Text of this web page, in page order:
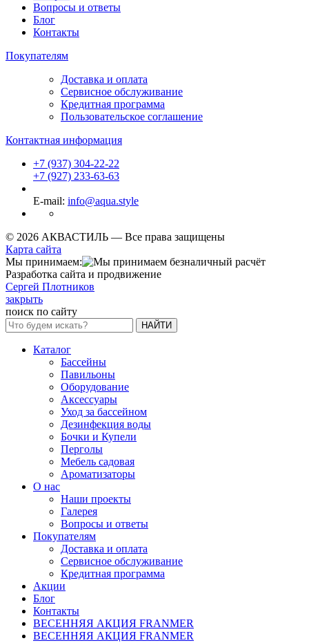
Вопросы и ответы
Блог
Контакты
Покупателям
Доставка и оплата
Сервисное обслуживание
Кредитная программа
Пользовательское соглашение
Контактная информация
+7 (937) 304-22-22
+7 (927) 233-63-63
E-mail: info@aqua.style
© 2026 АКВАСТИЛЬ — Все права защищены
Карта сайта
Мы принимаем:
Разработка сайта и продвижение
Сергей Плотников
закрыть
поиск по сайту
НАЙТИ
Каталог
Бассейны
Павильоны
Оборудование
Аксессуары
Уход за бассейном
Дезинфекция воды
Бочки и Купели
Перголы
Мебель садовая
Ароматизаторы
О нас
Наши проекты
Галерея
Вопросы и ответы
Покупателям
Доставка и оплата
Сервисное обслуживание
Кредитная программа
Акции
Блог
Контакты
ВЕСЕННЯЯ АКЦИЯ FRANMER
ВЕСЕННЯЯ АКЦИЯ FRANMER